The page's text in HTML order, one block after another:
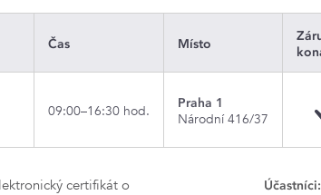
Čas Místo
09:00–16:30 hod.
Praha 1
Národní 416/37
certifikát o
Účastníci: